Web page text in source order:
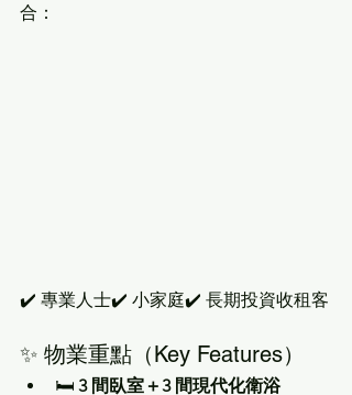
合：
✔️ 專業人士✔️ 小家庭✔️ 長期投資收租客
✨ 物業重點（Key Features）
🛏 3 間臥室＋3 間現代化衛浴